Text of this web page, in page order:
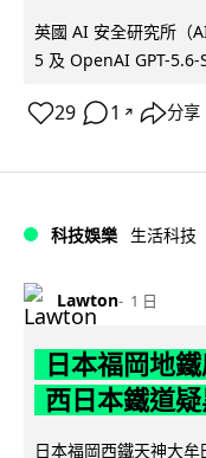
英國 AI 安全研究所（
5 及 OpenAI GPT-5.6-
29 1 ↗ 分享
科技娛樂 生活科技
Lawton 1 日
日本福岡地
西日本鐵道
日本福岡西鐵天神大